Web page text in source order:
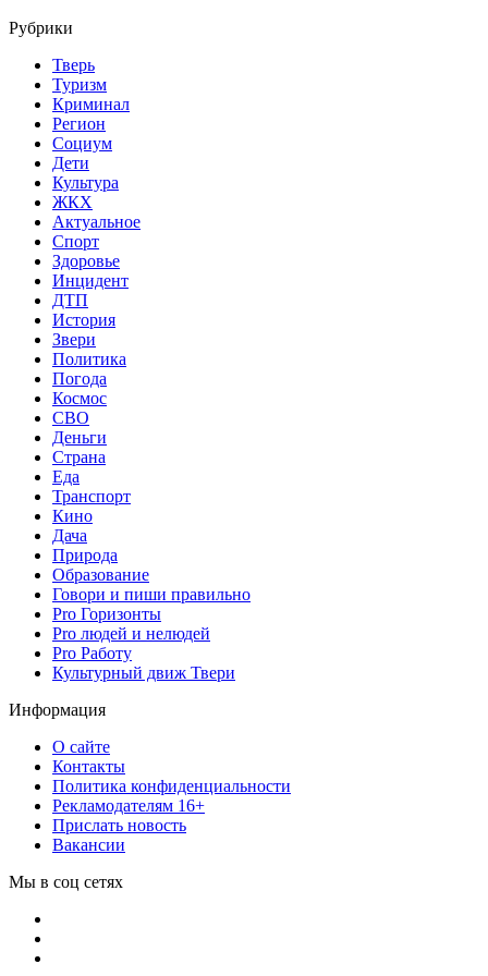
Рубрики
Тверь
Туризм
Криминал
Регион
Социум
Дети
Культура
ЖКХ
Актуальное
Спорт
Здоровье
Инцидент
ДТП
История
Звери
Политика
Погода
Космос
СВО
Деньги
Страна
Еда
Транспорт
Кино
Дача
Природа
Образование
Говори и пиши правильно
Pro Горизонты
Pro людей и нелюдей
Pro Работу
Культурный движ Твери
Информация
О сайте
Контакты
Политика конфиденциальности
Рекламодателям 16+
Прислать новость
Вакансии
Мы в соц сетях